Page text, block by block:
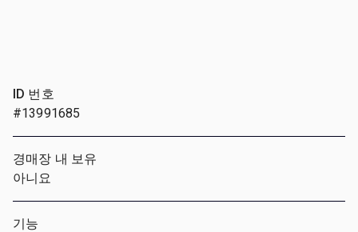
ID 번호
#13991685
경매장 내 보유
아니요
기능